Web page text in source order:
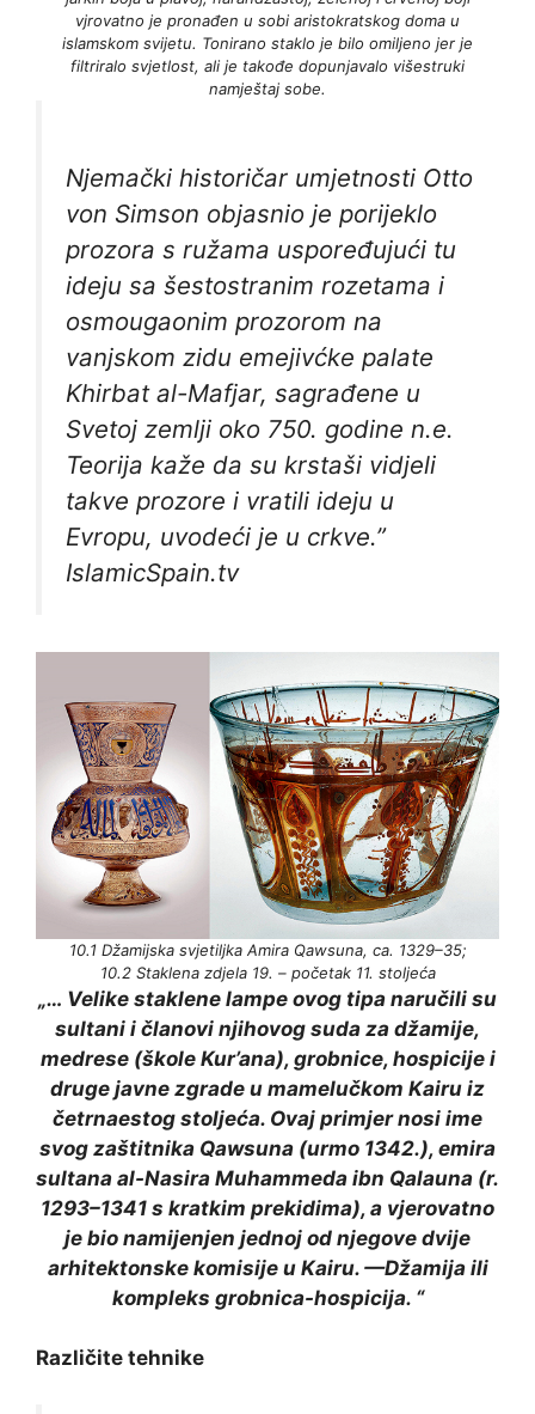
vjrovatno je pronađen u sobi aristokratskog doma u
islamskom svijetu. Tonirano staklo je bilo omiljeno jer je
filtriralo svjetlost, ali je takođe dopunjavalo višestruki
namještaj sobe.
Njemački historičar umjetnosti Otto
von Simson objasnio je porijeklo
prozora s ružama uspoređujući tu
ideju sa šestostranim rozetama i
osmougaonim prozorom na
vanjskom zidu emejivćke palate
Khirbat al-Mafjar, sagrađene u
Svetoj zemlji oko 750. godine n.e.
Teorija kaže da su krstaši vidjeli
takve prozore i vratili ideju u
Evropu, uvodeći je u crkve.”
IslamicSpain.tv
10.1 Džamijska svjetiljka Amira Qawsuna, ca. 1329–35;
10.2 Staklena zdjela 19. – početak 11. stoljeća
„… Velike staklene lampe ovog tipa naručili su
sultani i članovi njihovog suda za džamije,
medrese (škole Kur’ana), grobnice, hospicije i
druge javne zgrade u mamelučkom Kairu iz
četrnaestog stoljeća. Ovaj primjer nosi ime
svog zaštitnika Qawsuna (urmo 1342.), emira
sultana al-Nasira Muhammeda ibn Qalauna (r.
1293–1341 s kratkim prekidima), a vjerovatno
je bio namijenjen jednoj od njegove dvije
arhitektonske komisije u Kairu. —Džamija ili
kompleks grobnica-hospicija. “
Različite tehnike